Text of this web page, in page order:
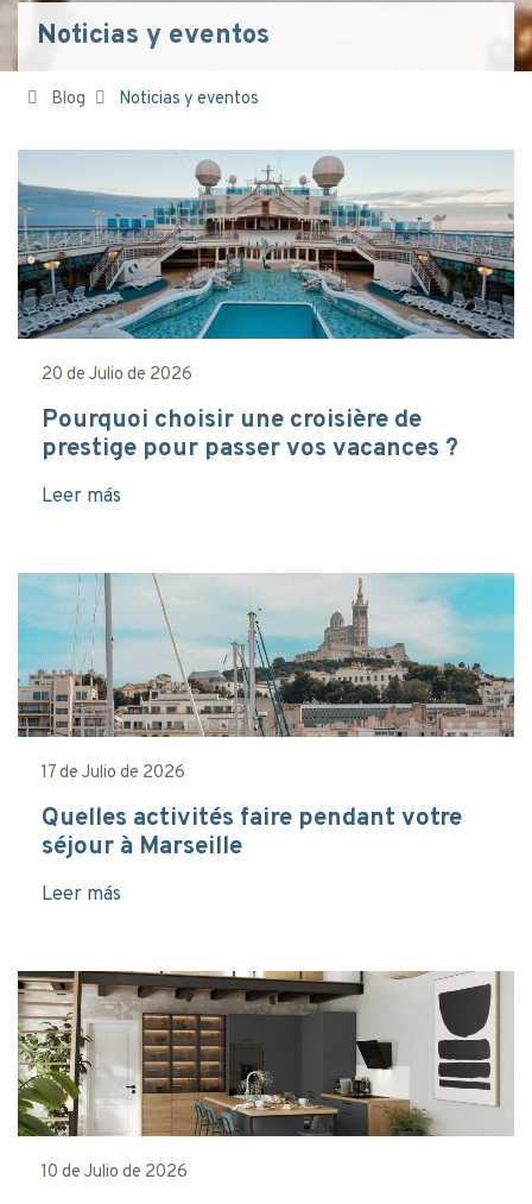
Noticias y eventos
Blog Noticias y eventos
20 de Julio de 2026
Pourquoi choisir une croisière de
prestige pour passer vos vacances ?
Leer más
17 de Julio de 2026
Quelles activités faire pendant votre
séjour à Marseille
Leer más
10 de Julio de 2026